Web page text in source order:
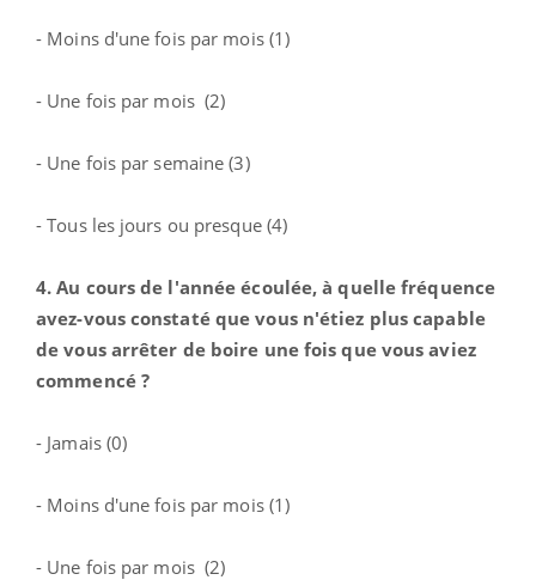
- Moins d'une fois par mois (1)
- Une fois par mois (2)
- Une fois par semaine (3)
- Tous les jours ou presque (4)
4. Au cours de l'année écoulée, à quelle fréquence
avez-vous constaté que vous n'étiez plus capable
de vous arrêter de boire une fois que vous aviez
commencé ?
- Jamais (0)
- Moins d'une fois par mois (1)
- Une fois par mois (2)